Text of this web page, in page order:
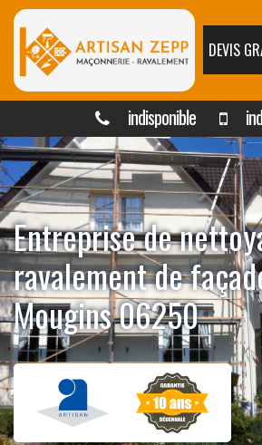
DEVIS
indisponible
Entreprise de
ravalement de
Mougins 06250